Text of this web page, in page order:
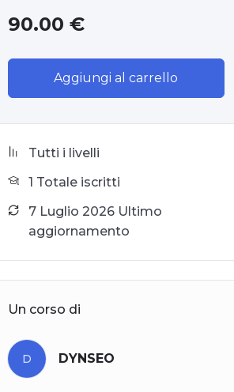
90.00 €
Aggiungi al carrello
Tutti i livelli
1 Totale iscritti
7 Luglio 2026 Ultimo
aggiornamento
Un corso di
D DYNSEO